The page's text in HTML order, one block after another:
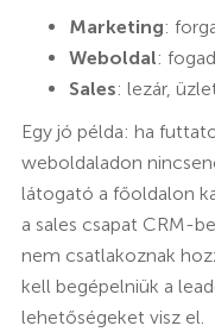
Marketing:
Weboldal:
Sales: lezár,
Egy jó példa: ha
weboldaladon
látogató a főoldalon
a sales csapat CRM-
nem csatlakoznak
kell begépelniük a
lehetőségeket visz el.